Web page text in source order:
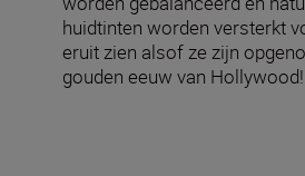
huidtinten worden versterkt
eruit zien alsof ze zijn
gouden eeuw van Hollywood!